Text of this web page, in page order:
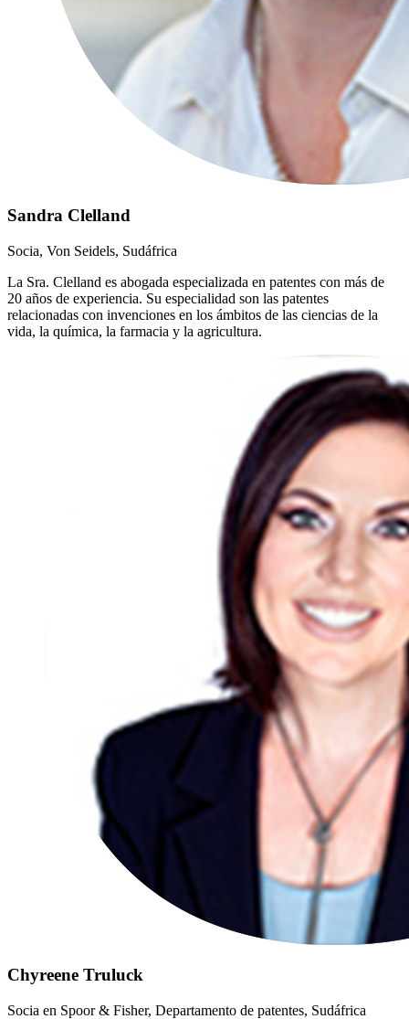
Sandra Clelland
Socia, Von Seidels, Sudáfrica
La Sra. Clelland es abogada especializada en patentes con más de
20 años de experiencia. Su especialidad son las patentes
relacionadas con invenciones en los ámbitos de las ciencias de la
vida, la química, la farmacia y la agricultura.
Chyreene Truluck
Socia en Spoor & Fisher, Departamento de patentes, Sudáfrica